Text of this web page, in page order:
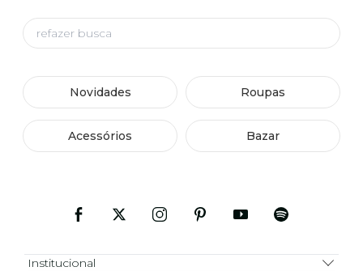
Novidades Roupas
Acessórios Bazar
Institucional